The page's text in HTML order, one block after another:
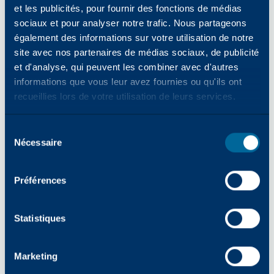
et les publicités, pour fournir des fonctions de médias
sociaux et pour analyser notre trafic. Nous partageons
également des informations sur votre utilisation de notre
site avec nos partenaires de médias sociaux, de publicité
et d'analyse, qui peuvent les combiner avec d'autres
informations que vous leur avez fournies ou qu'ils ont
recueillies lors de votre utilisation de leurs services.
desNécessaire
Préférences
Statistiques
Marketing
principaux fournisseurs mondiaux de
consommables bureautiques équivalents
aux OEM et d'une gamme complète de
produits et de services pour les
imprimantes, les copieurs et les imprimantes
multifonctions (MFP). En 2024, Katun a
de 45 ans d'expérience dans le secteur de la
partenaires revendeurs et distributeurs dans
le monde. En s'appuyant sur la richesse de
apporter à ses clients "le succès en toute
services axés sur la fiabilité, la simplicité et
l'innovation.